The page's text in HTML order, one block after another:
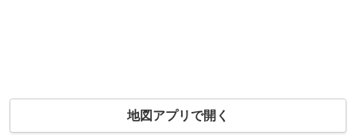
地図アプリで開く